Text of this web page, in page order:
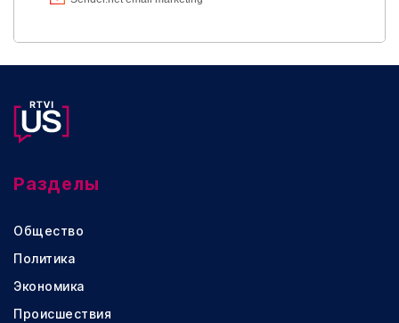
Разделы
Общество
Политика
Экономика
Происшествия